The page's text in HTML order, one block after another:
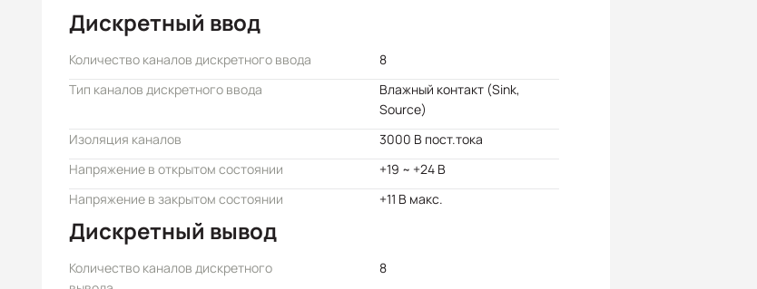
Дискретный ввод
Количество каналов дискретного ввода
8
Тип каналов дискретного ввода
Влажный контакт (Sink,
Source)
Изоляция каналов
3000 В пост.тока
Напряжение в открытом состоянии
+19 ~ +24 В
Напряжение в закрытом состоянии
+11 В макс.
Дискретный вывод
Количество каналов дискретного
8